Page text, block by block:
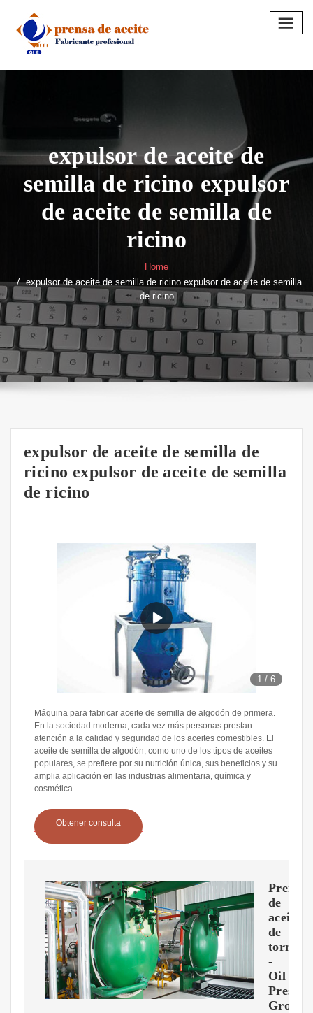
content
expulsor de aceite de
semilla de ricino expulsor
de aceite de semilla de
ricino
Home
expulsor de aceite de semilla de ricino expulsor de aceite de semilla
de ricino
expulsor de aceite de semilla de
ricino expulsor de aceite de semilla
de ricino
1 /6
Máquina para fabricar aceite de semilla de algodón de primera.
En la sociedad moderna, cada vez más personas prestan
atención a la calidad y seguridad de los aceites comestibles. El
aceite de semilla de algodón, como uno de los tipos de aceites
populares, se prefiere por su nutrición única, sus beneficios y su
amplia aplicación en las industrias alimentaria, química y
cosmética.
Obtener consulta
Prensa
de
aceite
de
tornillo
-
Oil
Press
Group